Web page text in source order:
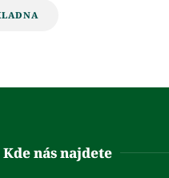
Kde nás najdete